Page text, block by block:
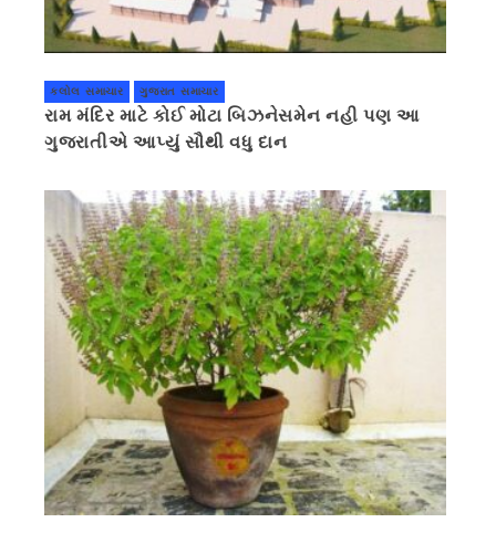
કલોલ સમાચાર ગુજરાત સમાચાર
રામ મંદિર માટે કોઈ મોટા બિઝનેસમેન નહી પણ આ
ગુજરાતીએ આપ્યું સૌથી વધુ દાન